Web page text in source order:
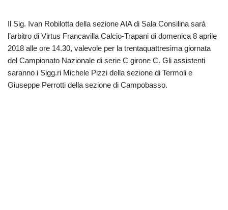
Il Sig. Ivan Robilotta della sezione AIA di Sala Consilina sarà
l’arbitro di Virtus Francavilla Calcio-Trapani di domenica 8 aprile
2018 alle ore 14.30, valevole per la trentaquattresima giornata
del Campionato Nazionale di serie C girone C. Gli assistenti
saranno i Sigg.ri Michele Pizzi della sezione di Termoli e
Giuseppe Perrotti della sezione di Campobasso.